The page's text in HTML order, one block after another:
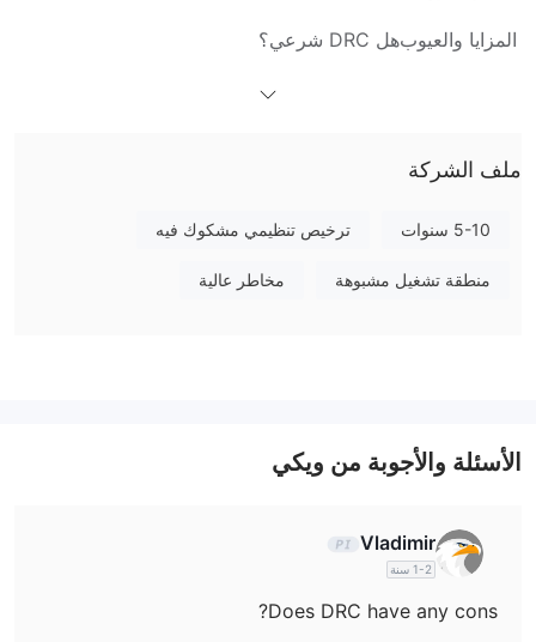
المزايا والعيوبهل DRC شرعي؟
ما يمكنني التداول به على DRC؟
DRC يوفر للمتداولين فرصة التداول في الزراعة والفوركس والمؤشرات
والعملات الرقمية والخيارات.
رسوم DRC
DRC
Android.
ملف الشركة
5-10 سنوات ترخيص تنظيمي مشكوك فيه
منطقة تشغيل مشبوهة مخاطر عالية
الأسئلة والأجوبة من ويكي
Vladimir
1-2 سنة
Does DRC have any cons?